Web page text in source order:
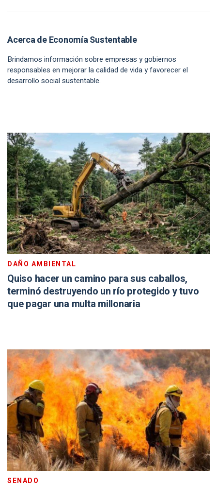
Acerca de Economía Sustentable
Brindamos información sobre empresas y gobiernos
responsables en mejorar la calidad de vida y favorecer el
desarrollo social sustentable.
DAÑO AMBIENTAL
Quiso hacer un camino para sus caballos,
terminó destruyendo un río protegido y tuvo
que pagar una multa millonaria
SENADO